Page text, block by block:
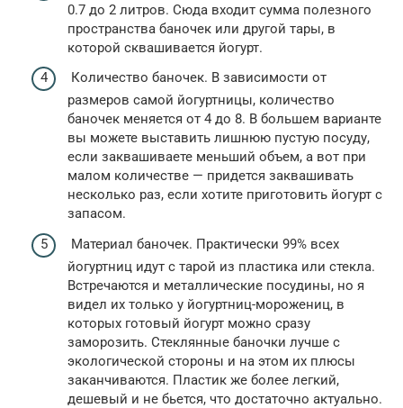
0.7 до 2 литров. Сюда входит сумма полезного
пространства баночек или другой тары, в
которой сквашивается йогурт.
Количество баночек. В зависимости от
размеров самой йогуртницы, количество
баночек меняется от 4 до 8. В большем варианте
вы можете выставить лишнюю пустую посуду,
если заквашиваете меньший объем, а вот при
малом количестве — придется заквашивать
несколько раз, если хотите приготовить йогурт с
запасом.
Материал баночек. Практически 99% всех
йогуртниц идут с тарой из пластика или стекла.
Встречаются и металлические посудины, но я
видел их только у йогуртниц-морожениц, в
которых готовый йогурт можно сразу
заморозить. Стеклянные баночки лучше с
экологической стороны и на этом их плюсы
заканчиваются. Пластик же более легкий,
дешевый и не бьется, что достаточно актуально.